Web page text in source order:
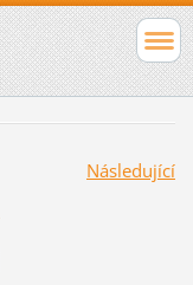
Následující